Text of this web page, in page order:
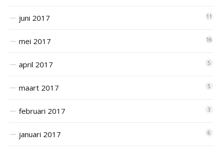
juni 2017 11
mei 2017 16
april 2017 5
maart 2017 5
februari 2017 3
januari 2017 6